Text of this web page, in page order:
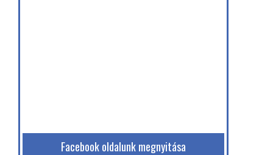
Facebook oldalunk megnyitása